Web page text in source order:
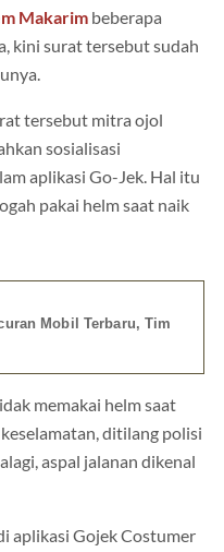
Makarim beberapa
kini surat tersebut sudah
tersebut mitra ojol
sosialisasi
aplikasi Go-Jek. Hal itu
pakai helm saat naik
Mobil Terbaru, Tim
memakai helm saat
ditilang polisi
aspal jalanan dikenal
aplikasi Gojek Costumer